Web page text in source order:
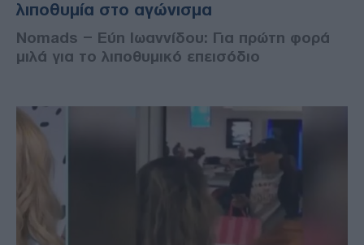
λιποθυμία στο αγώνισμα
Nomads – Εύη Ιωαννίδου: Για πρώτη φορά
μιλά για το λιποθυμικό επεισόδιο